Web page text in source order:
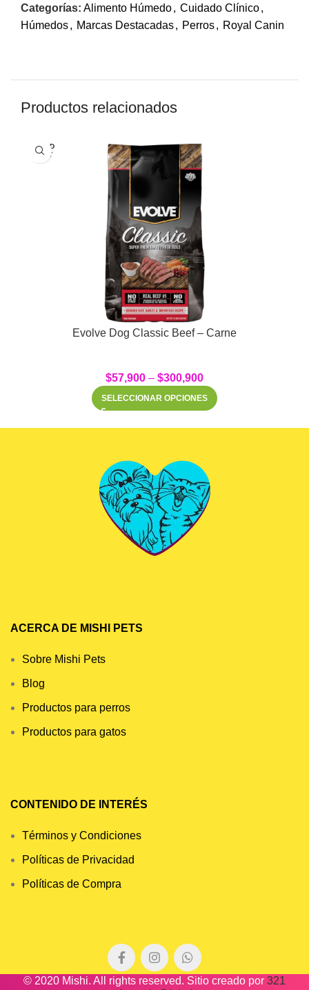
Categorías: Alimento Húmedo, Cuidado Clínico,
Húmedos, Marcas Destacadas, Perros, Royal Canin
Productos relacionados
SOLD
OUT
Evolve Dog Classic Beef – Carne
$57,900 – $300,900
SELECCIONAR OPCIONES
ACERCA DE MISHI PETS
Sobre Mishi Pets
Blog
Productos para perros
Productos para gatos
CONTENIDO DE INTERÉS
Términos y Condiciones
Políticas de Privacidad
Políticas de Compra
© 2020 Mishi. All rights reserved. Sitio creado por 321